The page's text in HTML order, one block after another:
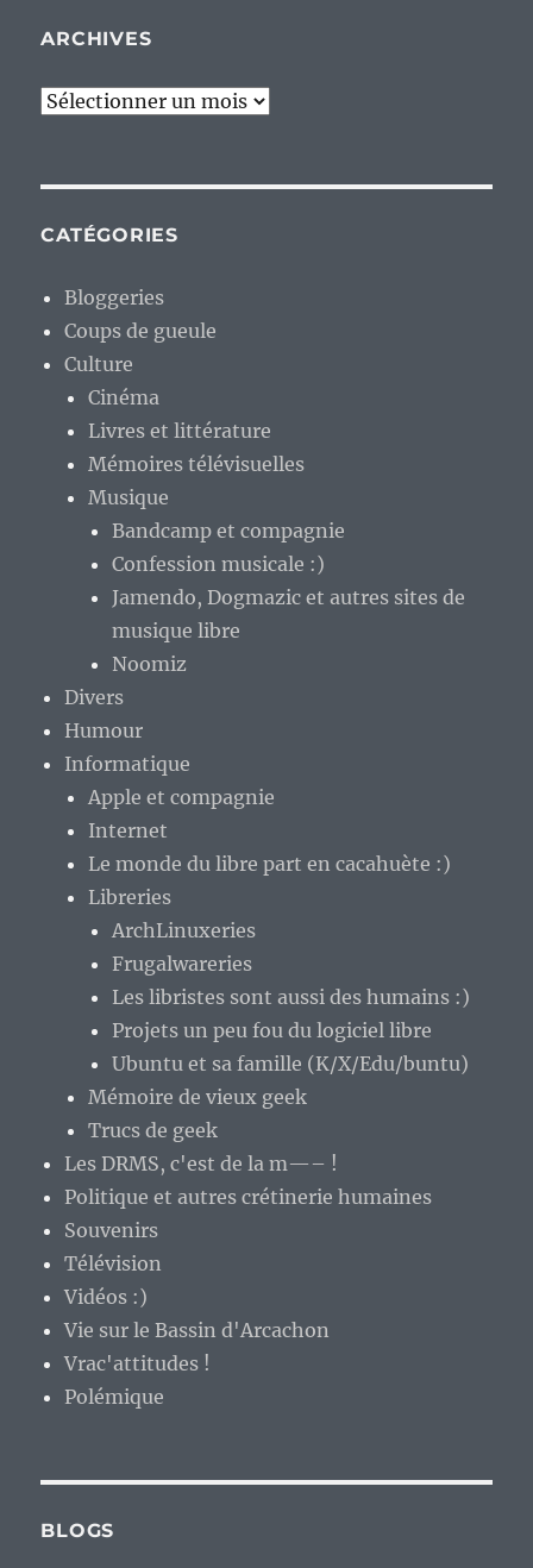
ARCHIVES
Archives
CATÉGORIES
Bloggeries
Coups de gueule
Culture
Cinéma
Livres et littérature
Mémoires télévisuelles
Musique
Bandcamp et compagnie
Confession musicale :)
Jamendo, Dogmazic et autres sites de
musique libre
Noomiz
Divers
Humour
Informatique
Apple et compagnie
Internet
Le monde du libre part en cacahuète :)
Libreries
ArchLinuxeries
Frugalwareries
Les libristes sont aussi des humains :)
Projets un peu fou du logiciel libre
Ubuntu et sa famille (K/X/Edu/buntu)
Mémoire de vieux geek
Trucs de geek
Les DRMS, c'est de la m—– !
Politique et autres crétinerie humaines
Souvenirs
Télévision
Vidéos :)
Vie sur le Bassin d'Arcachon
Vrac'attitudes !
Polémique
BLOGS